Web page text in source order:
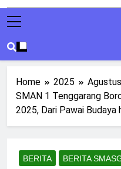
Home 2025 Agustus
SMAN 1 Tenggarang
2025, Dari Pawai Budaya
BERITA BERITA